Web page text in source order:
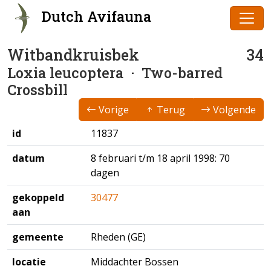
Dutch Avifauna
Witbandkruisbek 34
Loxia leucoptera · Two-barred
Crossbill
Vorige Terug
Volgende
id
11837
datum
8 februari t/m 18 april 1998: 70
dagen
gekoppeld
aan
30477
gemeente
Rheden (GE)
locatie
Middachter Bossen